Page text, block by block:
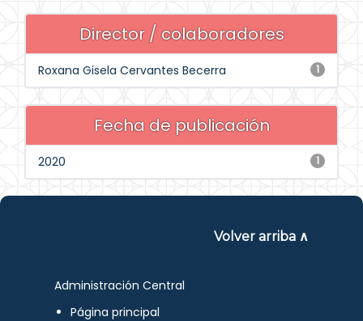
Director / colaboradores
1
Roxana Gisela Cervantes Becerra
Fecha de publicación
1
2020
Volver arriba ∧
Administración Central
Página principal